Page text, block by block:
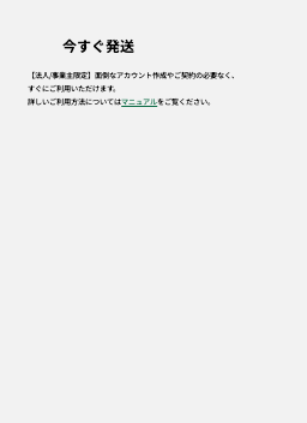
今すぐ発送
【法人/事業主限定】面倒なアカウント作成やご契約の必要なく、
すぐにご利用いただけます。
詳しいご利用方法についてはマニュアルをご覧ください。